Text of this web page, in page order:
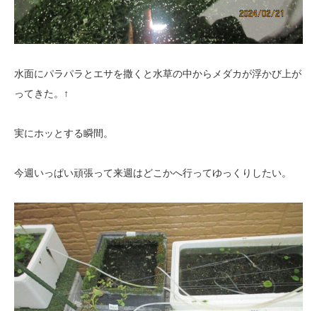
水面にパラパラとエサを撒くと水草の中からメダカが浮かび上が
ってきた。↑
実にホッとする瞬間。
今週いっぱい頑張って来週はどこかへ行ってゆっくりしたい。